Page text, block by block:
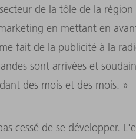
de la tôle de la
en mettant en
fait de la publicité à la
sont arrivées et
des mois et des mois. »
cessé de se développer.